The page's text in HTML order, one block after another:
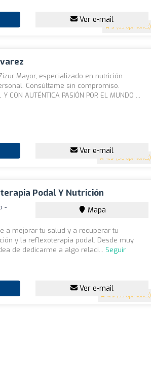
5 (63 opiniones)
Ver e-mail
4.9 (58 opiniones)
Mayor, especializado en nutrición
Consúltame sin compromiso.
Y CON AUTÉNTICA PASIÓN POR EL MUNDO ...
Ver e-mail
Podal Y Nutrición
4.9 (33 opiniones)
-
Mapa
a mejorar tu salud y a recuperar tu
y la reflexoterapia podal. Desde muy
de dedicarme a algo relaci... Seguir
Ver e-mail